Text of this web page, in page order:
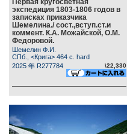
Первая кругосветная
экспедиция 1803-1806 годов в
записках приказчика
Шемелина./ сост.,вступ.ст.и
коммент. К.А. Можайской, О.М.
Федоровой.
Шемелин Ф.И.
СПб., <Крига> 464 c. hard
2025 年 R277784
\22,330